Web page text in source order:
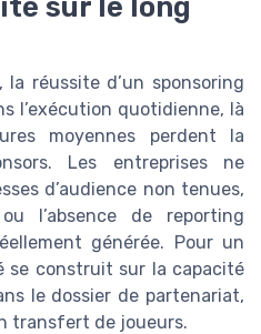
réussite d’un sponsoring
l’exécution quotidienne, là
moyennes perdent la
Les entreprises ne
d’audience non tenues,
l’absence de reporting
générée. Pour un
se construit sur la capacité
le dossier de partenariat,
transfert de joueurs.